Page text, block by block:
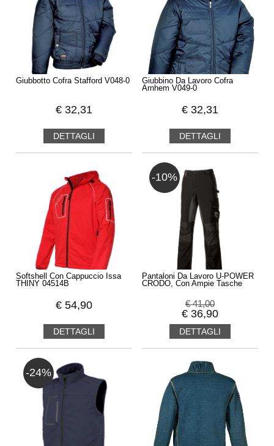
Giubbotto Cofra Stafford V048-0
€ 32,31
DETTAGLI
Giubbino Da Lavoro Cofra
Arnhem V049-0
€ 32,31
DETTAGLI
Softshell Con Cappuccio Issa
THINY 04514B
€ 54,90
DETTAGLI
Pantaloni Da Lavoro U-POWER
CRODO, Con Ampie Tasche
-10%
€ 41,00
€ 36,90
DETTAGLI
-24%